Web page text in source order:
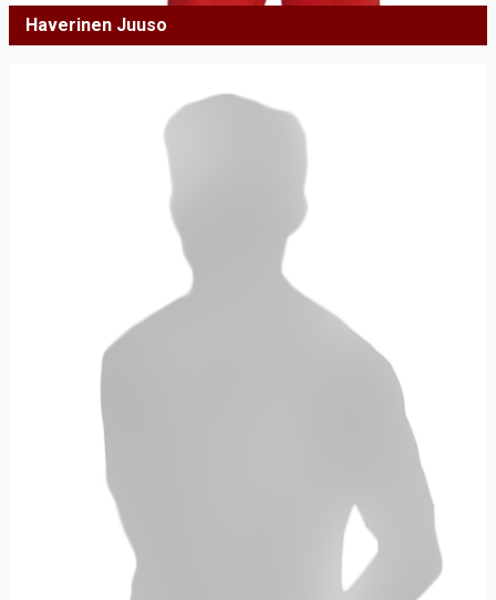
Haverinen Juuso